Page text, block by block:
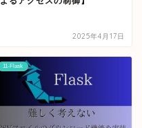
2025年4月17日
11-Flask